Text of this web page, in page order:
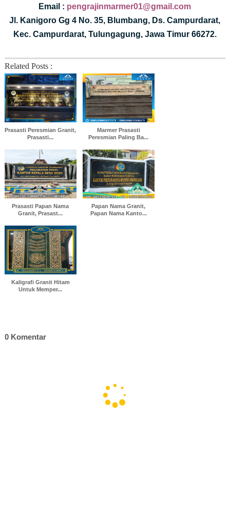
Email : pengrajinmarmer01@gmail.com
Jl. Kanigoro Gg 4 No. 35, Blumbang, Ds. Campurdarat,
Kec. Campurdarat, Tulungagung, Jawa Timur 66272.
Related Posts :
Prasasti Peresmian Granit,
Prasasti...
Marmer Prasasti
Peresmian Paling Ba...
Prasasti Papan Nama
Granit, Prasast...
Papan Nama Granit,
Papan Nama Kanto...
Kaligrafi Granit Hitam
Untuk Memper...
0 Komentar